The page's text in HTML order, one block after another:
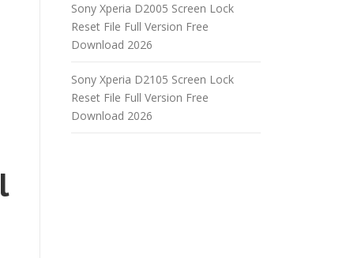
Sony Xperia D2005 Screen Lock
Reset File Full Version Free
Download 2026
Sony Xperia D2105 Screen Lock
Reset File Full Version Free
Download 2026